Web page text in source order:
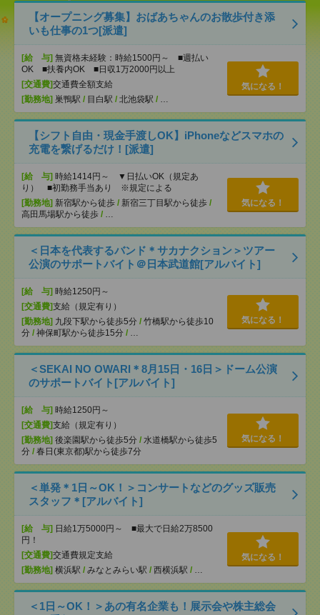
【オープニング募集】おばあちゃんのお散歩付き添
いも仕事の1つ[派遣]
[給 与] 無資格未経験：時給1500円～ ■週払い
OK ■扶養内OK ■日収1万2000円以上
[交通費]交通費全額支給
[勤務地] 巣鴨駅 / 目白駅 / 北池袋駅 / …
気になる！
【シフト自由・現金手渡しOK】iPhoneなどスマホの
充電を繋げるだけ！[派遣]
[給 与] 時給1414円～ ▼日払いOK（規定あ
り） ■初勤務手当あり ※規定による
[勤務地] 新宿駅から徒歩 / 新宿三丁目駅から徒歩 /
高田馬場駅から徒歩 / …
気になる！
＜日本を代表するバンド＊サカナクション＞ツアー
公演のサポートバイト＠日本武道館[アルバイト]
[給 与] 時給1250円～
[交通費]支給（規定有り）
[勤務地] 九段下駅から徒歩5分 / 竹橋駅から徒歩10
分 / 神保町駅から徒歩15分 / …
気になる！
＜SEKAI NO OWARI＊8月15日・16日＞ドーム公演
のサポートバイト[アルバイト]
[給 与] 時給1250円～
[交通費]支給（規定有り）
[勤務地] 後楽園駅から徒歩5分 / 水道橋駅から徒歩5
分 / 春日(東京都)駅から徒歩7分
気になる！
＜単発＊1日～OK！＞コンサートなどのグッズ販売
スタッフ＊[アルバイト]
[給 与] 日給1万5000円～ ■最大で日給2万8500
円！
[交通費]交通費規定支給
[勤務地] 横浜駅 / みなとみらい駅 / 西横浜駅 / …
気になる！
＜1日～OK！＞あの有名企業も！展示会や株主総会